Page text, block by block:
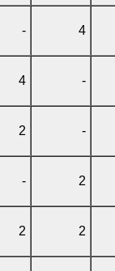
4
-
-
4
-
2
2
-
2
2